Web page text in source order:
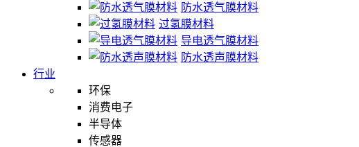
防水透气膜材料
过氢膜材料
导电透气膜材料
防水透声膜材料
行业
环保
消费电子
半导体
传感器